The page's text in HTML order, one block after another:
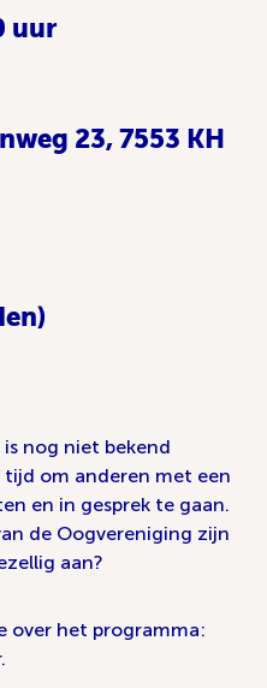
uur
23, 7553 KH
nog niet bekend
tijd om anderen met een
en in gesprek te gaan.
de Oogvereniging zijn
aan?
over het programma: